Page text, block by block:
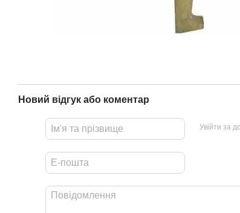
Новий відгук або коментар
Увійти за